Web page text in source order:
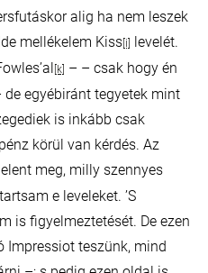
alig ha nem leszek
mellékelem Kiss[i] levelét.
[k] – – csak hogy én
egyébiránt tegyetek mint
is inkább csak
körül van kérdés. Az
meg, milly szennyes
e leveleket. ’S
is figyelmeztetését. De ezen
Impressiot teszünk, mind